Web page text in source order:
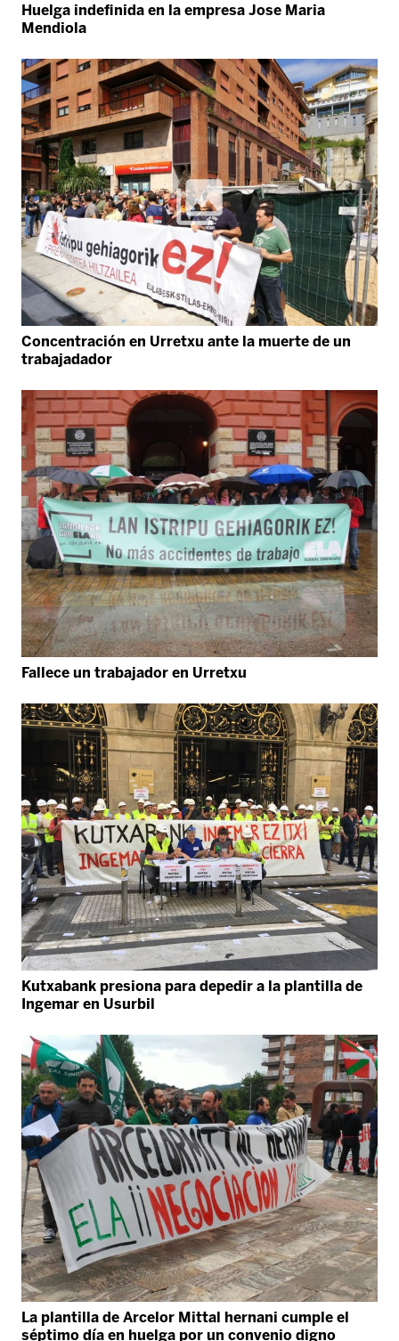
Huelga indefinida en la empresa Jose Maria
Mendiola
Concentración en Urretxu ante la muerte de un
trabajadador
Fallece un trabajador en Urretxu
Kutxabank presiona para depedir a la plantilla de
Ingemar en Usurbil
La plantilla de Arcelor Mittal hernani cumple el
séptimo día en huelga por un convenio digno